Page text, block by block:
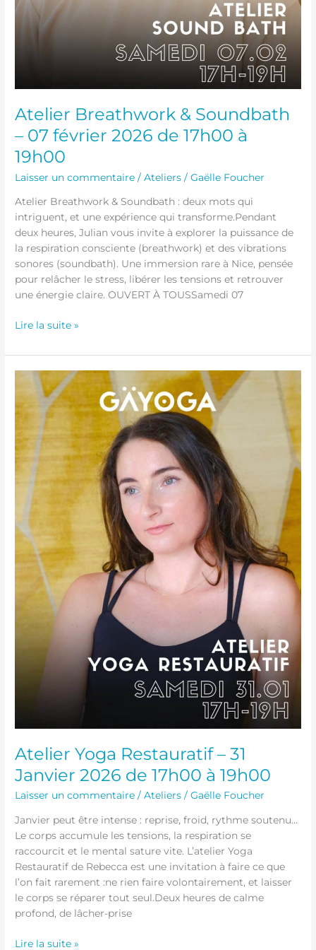
Atelier Breathwork & Soundbath
– 07 février 2026 de 17h00 à
19h00
Laisser un commentaire /Ateliers /Gaëlle Foucher
Atelier Breathwork & Soundbath : deux mots qui
intriguent, et une expérience qui transforme.Pendant
deux heures, Julian vous invite à explorer la puissance de
la respiration consciente (breathwork) et des vibrations
sonores (soundbath). Une immersion rare à Nice, pensée
pour relâcher le stress, libérer les tensions et retrouver
une énergie claire. OUVERT À TOUSSamedi 07
Lire la suite »
Atelier Yoga Restauratif – 31
Janvier 2026 de 17h00 à 19h00
Laisser un commentaire /Ateliers /Gaëlle Foucher
Janvier peut être intense : reprise, froid, rythme soutenu…
Le corps accumule les tensions, la respiration se
raccourcit et le mental sature vite. L’atelier Yoga
Restauratif de Rebecca est une invitation à faire ce que
l’on fait rarement :ne rien faire volontairement, et laisser
le corps se réparer tout seul.Deux heures de calme
profond, de lâcher-prise
Atelier
Yoga
Restauratif
–
31
Janvier
2026
de
17h00
à
19h00
Lire la suite »